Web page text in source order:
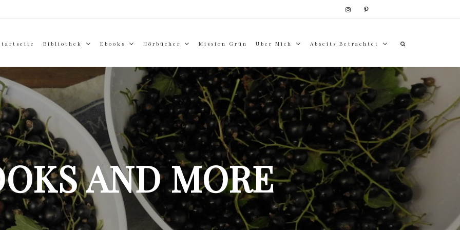
Bibliothek Ebooks Hörbücher Mission Grün Über Mich Abseits Betrachtet
AND MORE